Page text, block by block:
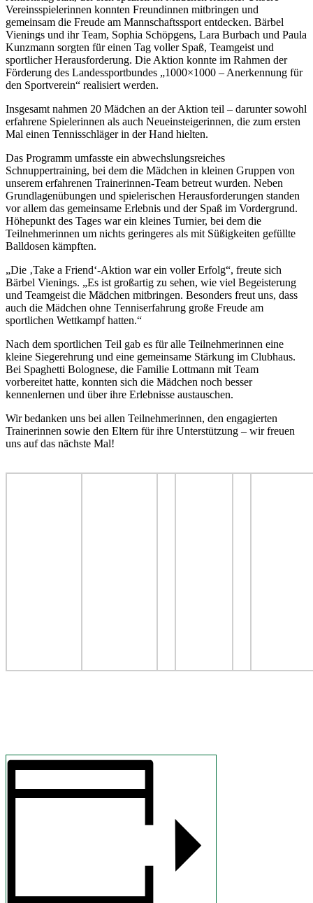
Vereinsspielerinnen konnten Freundinnen mitbringen und
gemeinsam die Freude am Mannschaftssport entdecken. Bärbel
Vienings und ihr Team, Sophia Schöpgens, Lara Burbach und Paula
Kunzmann sorgten für einen Tag voller Spaß, Teamgeist und
sportlicher Herausforderung. Die Aktion konnte im Rahmen der
Förderung des Landessportbundes „1000×1000 – Anerkennung für
den Sportverein“ realisiert werden.
Insgesamt nahmen 20 Mädchen an der Aktion teil – darunter sowohl
erfahrene Spielerinnen als auch Neueinsteigerinnen, die zum ersten
Mal einen Tennisschläger in der Hand hielten.
Das Programm umfasste ein abwechslungsreiches
Schnuppertraining, bei dem die Mädchen in kleinen Gruppen von
unserem erfahrenen Trainerinnen-Team betreut wurden. Neben
Grundlagenübungen und spielerischen Herausforderungen standen
vor allem das gemeinsame Erlebnis und der Spaß im Vordergrund.
Höhepunkt des Tages war ein kleines Turnier, bei dem die
Teilnehmerinnen um nichts geringeres als mit Süßigkeiten gefüllte
Balldosen kämpften.
„Die ‚Take a Friend‘-Aktion war ein voller Erfolg“, freute sich
Bärbel Vienings. „Es ist großartig zu sehen, wie viel Begeisterung
und Teamgeist die Mädchen mitbringen. Besonders freut uns, dass
auch die Mädchen ohne Tenniserfahrung große Freude am
sportlichen Wettkampf hatten.“
Nach dem sportlichen Teil gab es für alle Teilnehmerinnen eine
kleine Siegerehrung und eine gemeinsame Stärkung im Clubhaus.
Bei Spaghetti Bolognese, die Familie Lottmann mit Team
vorbereitet hatte, konnten sich die Mädchen noch besser
kennenlernen und über ihre Erlebnisse austauschen.
Wir bedanken uns bei allen Teilnehmerinnen, den engagierten
Trainerinnen sowie den Eltern für ihre Unterstützung – wir freuen
uns auf das nächste Mal!